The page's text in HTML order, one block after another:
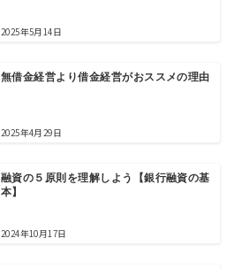
2025年5月14日
無借金経営より借金経営がおススメの理由
2025年4月29日
融資の５原則を理解しよう【銀行融資の基
本】
2024年10月17日